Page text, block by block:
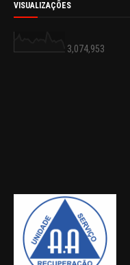
VISUALIZAÇÕES
3,074,953